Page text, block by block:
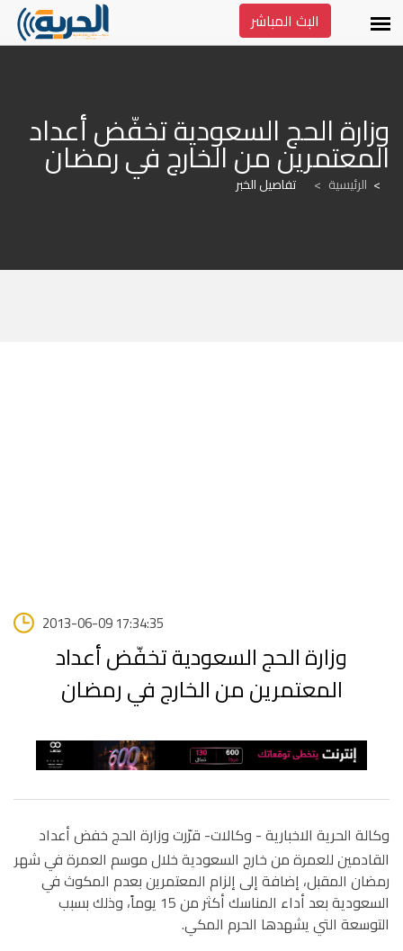
البث المباشر
المعتمرين من الخارج في رمضان
الرئيسية > تفاصيل الخبر
2013-06-09 17:34:35
وزارة الحج السعودية تخفّض أعداد
المعتمرين من الخارج في رمضان
وكالة الحرية الاخبارية - وكالات- قرّرت وزارة الحج خفض أعداد
القادمين للعمرة من خارج السعودية خلال موسم العمرة في شهر
رمضان المقبل، إضافة إلى إلزام المعتمرين بعدم المكوث في
السعودية بعد أداء المناسك أكثر من 15 يوماً، وذلك بسبب
التوسعة التي يشهدها الحرم المكي.